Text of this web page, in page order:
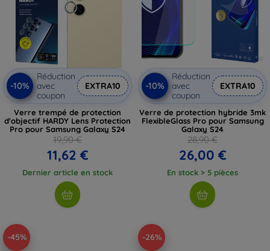
-10%
Réduction
avec
coupon
EXTRA10
Verre trempé de protection
d'objectif HARDY Lens Protection
Pro pour Samsung Galaxy S24
19,90 €
11,62 €
Dernier article en stock
-10%
Réduction
avec
coupon
EXTRA10
Verre de protection hybride 3mk
FlexibleGlass Pro pour Samsung
Galaxy S24
28,90 €
26,00 €
En stock > 5 pièces
-45% -26%